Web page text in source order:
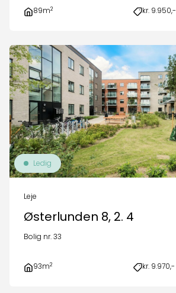
89m2 kr. 9.950,-
Ledig
Leje
Østerlunden 8, 2. 4
Bolig nr. 33
93m2 kr. 9.970,-